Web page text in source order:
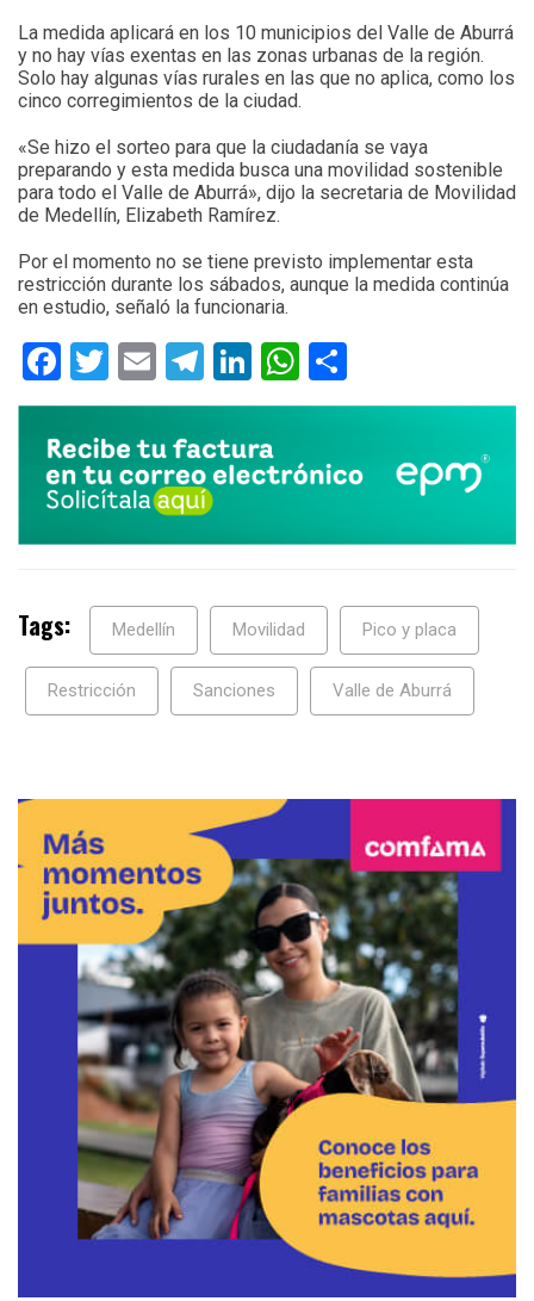
La medida aplicará en los 10 municipios del Valle de Aburrá
y no hay vías exentas en las zonas urbanas de la región.
Solo hay algunas vías rurales en las que no aplica, como los
cinco corregimientos de la ciudad.
«Se hizo el sorteo para que la ciudadanía se vaya
preparando y esta medida busca una movilidad sostenible
para todo el Valle de Aburrá», dijo la secretaria de Movilidad
de Medellín, Elizabeth Ramírez.
Por el momento no se tiene previsto implementar esta
restricción durante los sábados, aunque la medida continúa
en estudio, señaló la funcionaria.
Facebook
Twitter
EmailTelegram
LinkedIn
WhatsApp
Tags: Medellín Movilidad Pico y placa
Restricción Sanciones Valle de Aburrá